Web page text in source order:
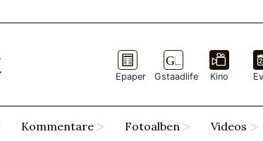
Epaper Gstaadlife Kino
Kommentare Fotoalben Videos